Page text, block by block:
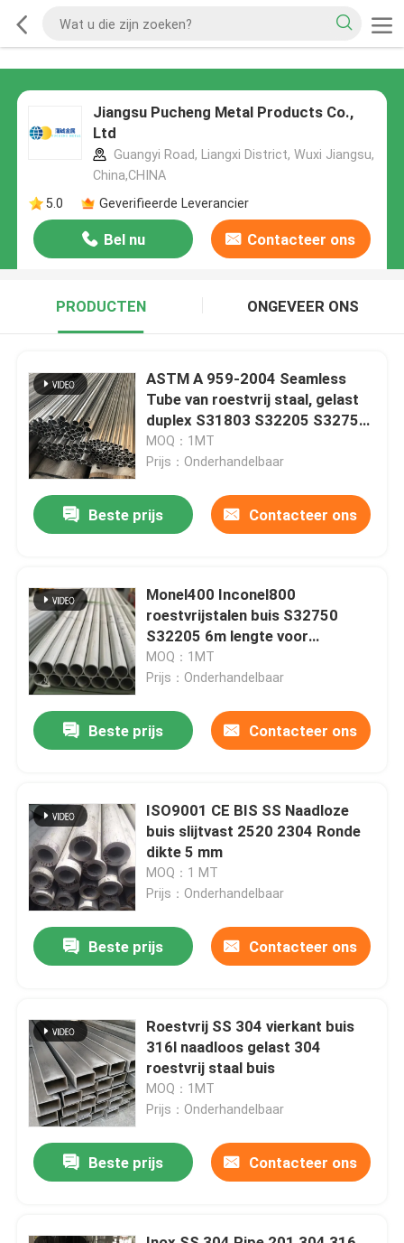
Jiangsu Pucheng Metal Products Co.,
Ltd
Guangyi Road, Liangxi District, Wuxi Jiangsu,
China,CHINA
5.0
Geverifieerde Leverancier
Bel nu Contacteer ons
PRODUCTEN ONGEVEER ONS
ASTM A 959-2004 Seamless
Tube van roestvrij staal, gelast
duplex S31803 S32205 S32750
S32760
MOQ：1MT
Prijs：Onderhandelbaar
Beste prijs Contacteer ons
Monel400 Inconel800
roestvrijstalen buis S32750
S32205 6m lengte voor
chemische industrie
MOQ：1MT
Prijs：Onderhandelbaar
Beste prijs Contacteer ons
ISO9001 CE BIS SS Naadloze
buis slijtvast 2520 2304 Ronde
dikte 5 mm
MOQ：1 MT
Prijs：Onderhandelbaar
Beste prijs Contacteer ons
Roestvrij SS 304 vierkant buis
316l naadloos gelast 304
roestvrij staal buis
MOQ：1MT
Prijs：Onderhandelbaar
Beste prijs Contacteer ons